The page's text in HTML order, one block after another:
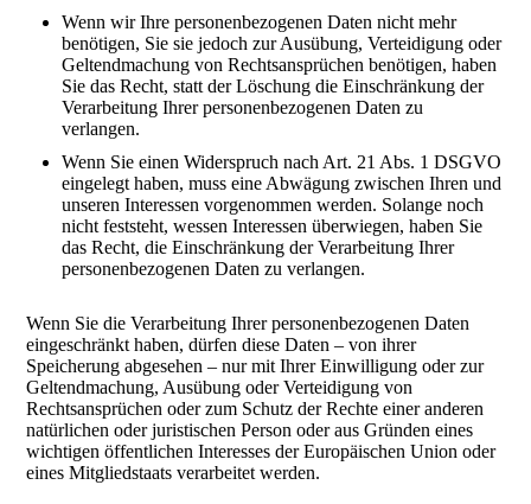
Wenn wir Ihre personenbezogenen Daten nicht mehr
benötigen, Sie sie jedoch zur Ausübung, Verteidigung oder
Geltendmachung von Rechtsansprüchen benötigen, haben
Sie das Recht, statt der Löschung die Einschränkung der
Verarbeitung Ihrer personenbezogenen Daten zu
verlangen.
Wenn Sie einen Widerspruch nach Art. 21 Abs. 1 DSGVO
eingelegt haben, muss eine Abwägung zwischen Ihren und
unseren Interessen vorgenommen werden. Solange noch
nicht feststeht, wessen Interessen überwiegen, haben Sie
das Recht, die Einschränkung der Verarbeitung Ihrer
personenbezogenen Daten zu verlangen.
Wenn Sie die Verarbeitung Ihrer personenbezogenen Daten
eingeschränkt haben, dürfen diese Daten – von ihrer
Speicherung abgesehen – nur mit Ihrer Einwilligung oder zur
Geltendmachung, Ausübung oder Verteidigung von
Rechtsansprüchen oder zum Schutz der Rechte einer anderen
natürlichen oder juristischen Person oder aus Gründen eines
wichtigen öffentlichen Interesses der Europäischen Union oder
eines Mitgliedstaats verarbeitet werden.